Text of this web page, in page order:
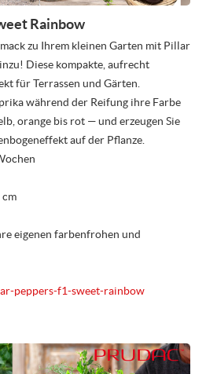
Rainbow
zu Ihrem kleinen Garten mit Pillar
Diese kompakte, aufrecht
für Terrassen und Gärten.
während der Reifung ihre Farbe
orange bis rot — und erzeugen Sie
auf der Pflanze.
cm
eigenen farbenfrohen und
peppers-f1-sweet-rainbow